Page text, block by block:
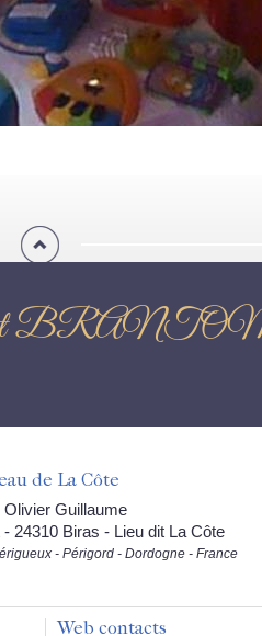
Proust
de La Côte
Olivier Guillaume
24310 Biras - Lieu dit La Côte
- Périgord - Dordogne - France
Web contacts